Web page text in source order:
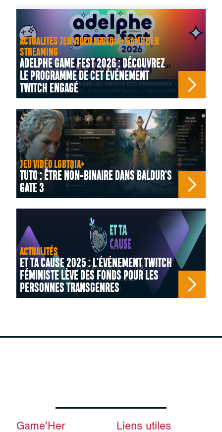
ACTUALITÉS JEU VIDÉO LGBTQIA+ GAME'HER
STREAMING
ADELPHE GAME FEST 2026 : DÉCOUVREZ
LE PROGRAMME DE CET ÉVÉNEMENT
TWITCH ENGAGÉ
JEU VIDÉO LGBTQIA+
TUTO : ÊTRE NON-BINAIRE DANS BALDUR'S
GATE 3
ACTUALITÉS
ET TA CAUSE 2025 : L'ÉVÉNEMENT TWITCH
FÉMINISTE LÈVE DES FONDS POUR LES
PERSONNES TRANSGENRES
Game'Her Liens utiles